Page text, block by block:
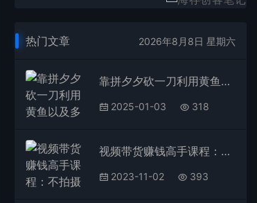
热门文章 2026年8月8日 星期六
靠拼夕夕砍一刀利用黄鱼以及多种便方式就能日入4张，小白看完也能学会，落地保姆级教程
2025-01-03 318
视频带货赚钱高手课程：不拍摄 不出镜 单月佣金3.5w 简单直接 流量直接变钱
2023-11-02 393